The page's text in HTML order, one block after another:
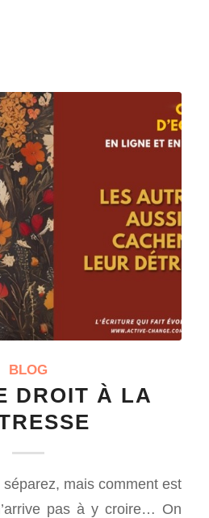
BLOG
DROIT À LA
mais comment est
pas à y croire… On